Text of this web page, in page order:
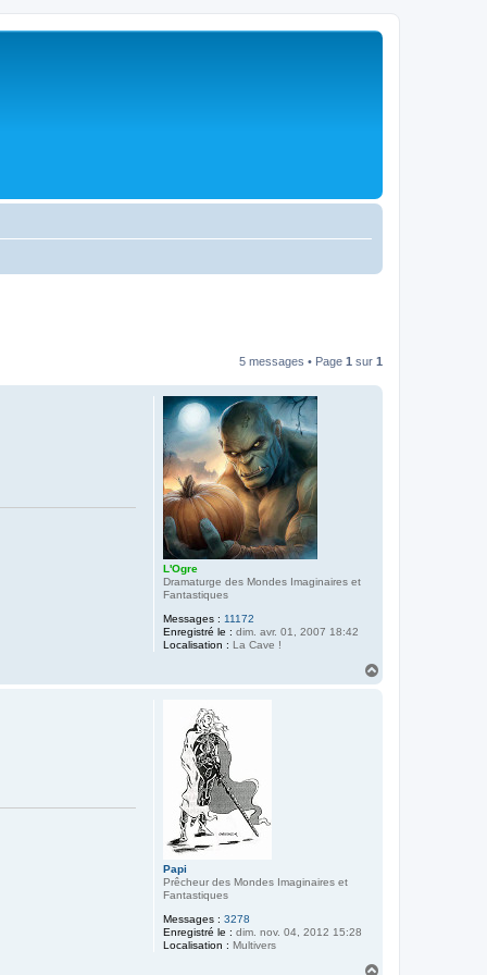
5 messages • Page 1 sur 1
L'Ogre
Dramaturge des Mondes Imaginaires et
Fantastiques
Messages : 11172
Enregistré le : dim. avr. 01, 2007 18:42
Localisation : La Cave !
Papi
Prêcheur des Mondes Imaginaires et
Fantastiques
Messages : 3278
Enregistré le : dim. nov. 04, 2012 15:28
Localisation : Multivers